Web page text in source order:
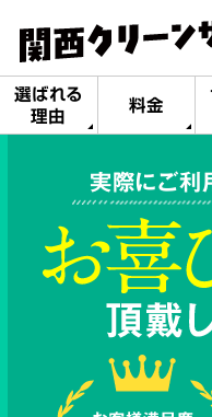
選ばれる
理由
料金
実際にご利